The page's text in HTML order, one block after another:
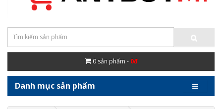
0 sản phẩm - 0đ
Danh mục sản phẩm